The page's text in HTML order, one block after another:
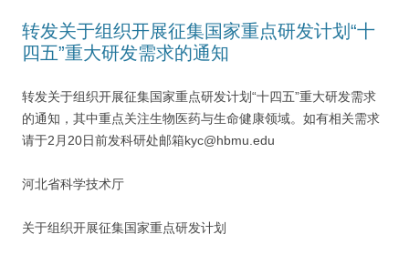
转发关于组织开展征集国家重点研发计划“十
四五”重大研发需求的通知
转发关于组织开展征集国家重点研发计划“十四五”重大研发需求
的通知，其中重点关注生物医药与生命健康领域。如有相关需求
请于2月20日前发科研处邮箱kyc@hbmu.edu
河北省科学技术厅
关于组织开展征集国家重点研发计划